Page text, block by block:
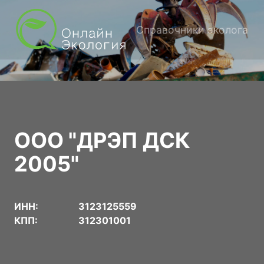
Справочники эколога
ООО "ДРЭП ДСК
2005"
ИНН:
3123125559
КПП:
312301001